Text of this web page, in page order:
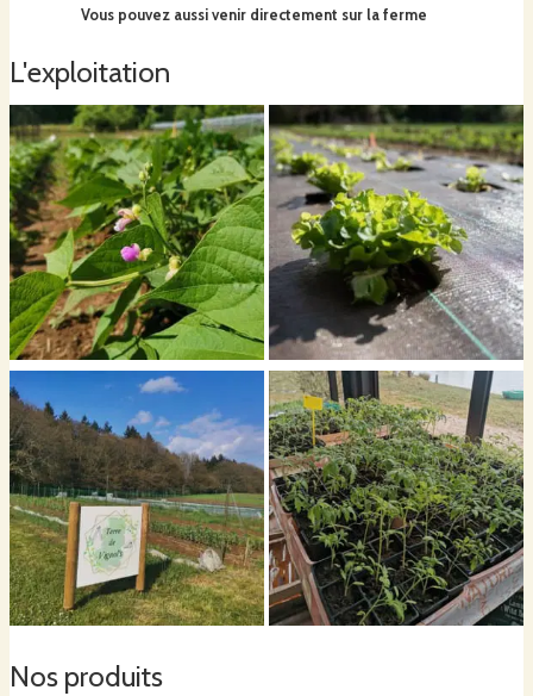
Vous pouvez aussi venir directement sur la ferme
L'exploitation
Nos produits